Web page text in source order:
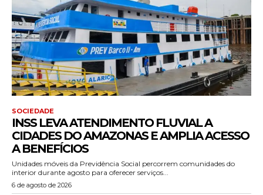
SOCIEDADE
INSS LEVA ATENDIMENTO FLUVIAL A
CIDADES DO AMAZONAS E AMPLIA ACESSO
A BENEFÍCIOS
Unidades móveis da Previdência Social percorrem comunidades do
interior durante agosto para oferecer serviços...
6 de agosto de 2026